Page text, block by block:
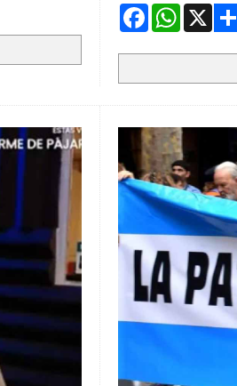
FacebookWhatsApp